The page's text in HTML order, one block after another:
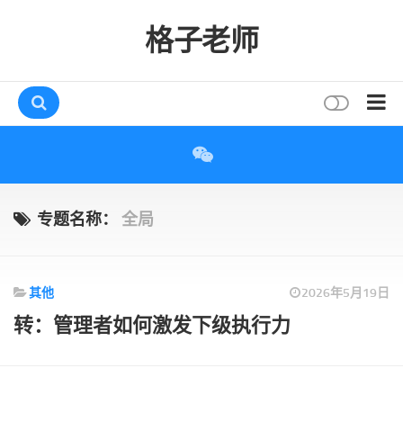
格子老师
互动
专题名称： 全局
其他 2026年5月19日
转：管理者如何激发下级执行力